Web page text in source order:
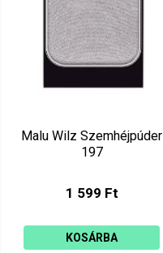
Malu Wilz Szemhéjpúder
197
1 599 Ft
KOSÁRBA